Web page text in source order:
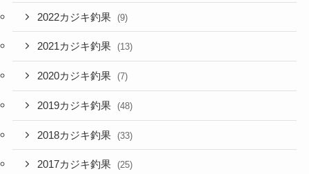
2022カジキ釣果 (9)
2021カジキ釣果 (13)
2020カジキ釣果 (7)
2019カジキ釣果 (48)
2018カジキ釣果 (33)
2017カジキ釣果 (25)